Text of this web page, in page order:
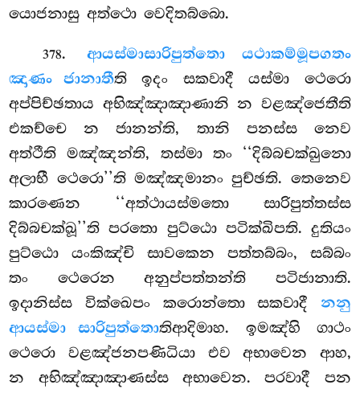
යොජනාසු අත්ථො වෙදිතබ්බො.
378. ආයස්මාසාරිපුත්තො යථාකම්මූපගතං
ඤාණං ජානාතීති ඉදං සකවාදී යස්මා ථෙරො
අප්පිච්ඡතාය අභිඤ්ඤාඤාණානි න වළඤ්ජෙතීති
එකච්චෙ න ජානන්ති, තානි පනස්ස නෙව
අත්ථීති මඤ්ඤන්ති, තස්මා තං ‘‘දිබ්බචක්ඛුනො
අලාභී ථෙරො’’ති මඤ්ඤමානං පුච්ඡති. තෙනෙව
කාරණෙන ‘‘අත්ථායස්මතො සාරිපුත්තස්ස
දිබ්බචක්ඛූ’’ති පරතො පුට්ඨො පටික්ඛිපති. දුතියං
පුට්ඨො යංකිඤ්චි සාවකෙන පත්තබ්බං, සබ්බං
තං ථෙරෙන අනුප්පත්තන්ති පටිජානාති.
ඉදානිස්ස වික්ඛෙපං කරොන්තො සකවාදී නනු
ආයස්මා සාරිපුත්තොතිආදිමාහ. ඉමඤ්හි ගාථං
ථෙරො වළඤ්ජනපණිධියා එව අභාවෙන ආහ,
න අභිඤ්ඤාඤාණස්ස අභාවෙන. පරවාදී පන